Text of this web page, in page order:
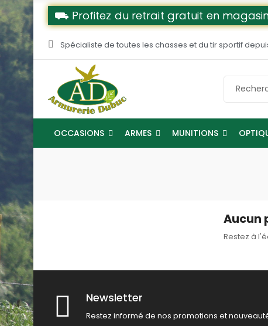
⛟ Profitez du retrait gratuit en
Spécialiste de toutes les chasses et du tir sportif
OCCASIONS ARMES MUNITIONS
Aucun
Restez à
Newsletter
Restez informé de nos promotions et